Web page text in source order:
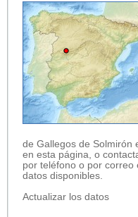
de Gallegos de Solmirón
en esta página, o
por teléfono o por correo
datos disponibles.
Actualizar los datos